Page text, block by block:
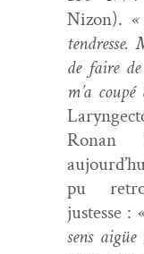
Nizon).
de faire de
m’a
Ronan
pu
justesse :
sens